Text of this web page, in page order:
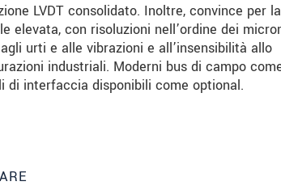
LVDT consolidato. Inoltre, convince per la
elevata, con risoluzioni nell’ordine dei
urti e alle vibrazioni e all’insensibilità allo
industriali. Moderni bus di campo
di interfaccia disponibili come optional.
statement